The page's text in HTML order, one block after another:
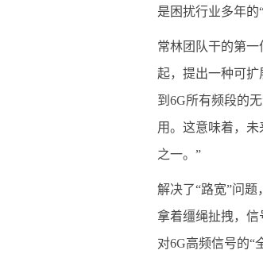
是困扰行业多年的
常林团队干的第一
起，提出一种可扩
到6G所有频段的
用。这意味着，
之一。”
解决了“路宽”问
拿着缰绳扯拽，
对6G高频信号的“